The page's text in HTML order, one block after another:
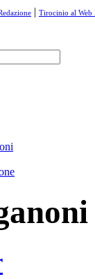
| Tirocinio al Web